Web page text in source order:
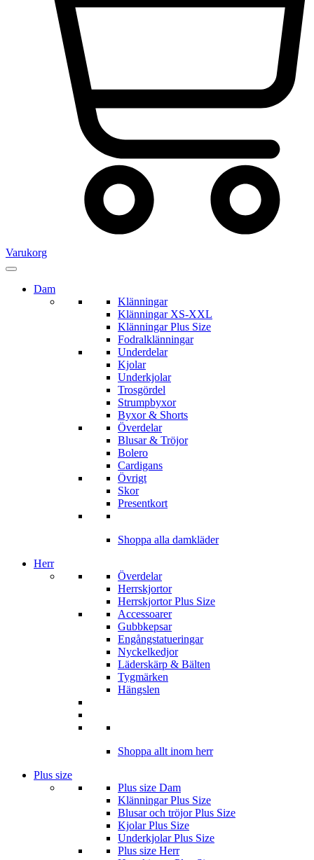
Varukorg
Dam
Klänningar
Klänningar XS-XXL
Klänningar Plus Size
Fodralklänningar
Underdelar
Kjolar
Underkjolar
Trosgördel
Strumpbyxor
Byxor & Shorts
Överdelar
Blusar & Tröjor
Bolero
Cardigans
Övrigt
Skor
Presentkort
Shoppa alla damkläder
Herr
Överdelar
Herrskjortor
Herrskjortor Plus Size
Accessoarer
Gubbkepsar
Engångstatueringar
Nyckelkedjor
Läderskärp & Bälten
Tygmärken
Hängslen
Shoppa allt inom herr
Plus size
Plus size Dam
Klänningar Plus Size
Blusar och tröjor Plus Size
Kjolar Plus Size
Underkjolar Plus Size
Plus size Herr